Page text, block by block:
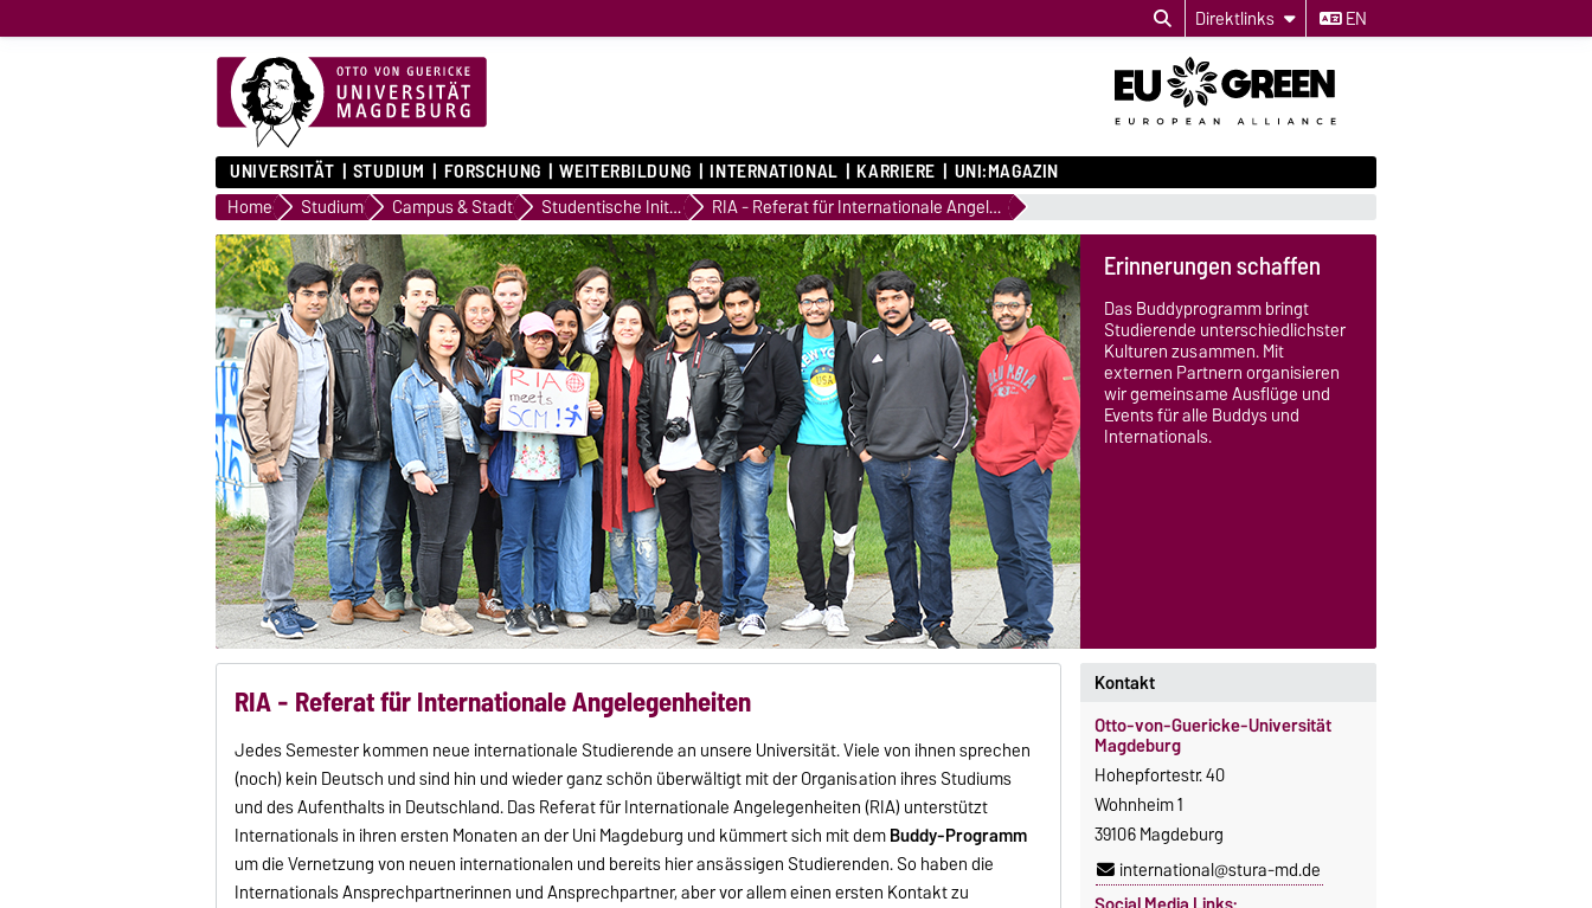
Direktlinks EN
UNIVERSITÄT STUDIUM FORSCHUNG WEITERBILDUNG INTERNATIONAL KARRIERE UNI:MAGAZIN
Home Studium Campus & Stadt Studentische Initiativen RIA - Referat für Internationale Angelegenheiten
Erinnerungen schaffen
Das Buddyprogramm bringt
Studierende unterschiedlichster
Kulturen zusammen. Mit
externen Partnern organisieren
wir gemeinsame Ausflüge und
Events für alle Buddys und
Internationals.
RIA - Referat für Internationale Angelegenheiten
Jedes Semester kommen neue internationale Studierende an unsere Universität. Viele von ihnen sprechen
(noch) kein Deutsch und sind hin und wieder ganz schön überwältigt mit der Organisation ihres Studiums
und des Aufenthalts in Deutschland. Das Referat für Internationale Angelegenheiten (RIA) unterstützt
Internationals in ihren ersten Monaten an der Uni Magdeburg und kümmert sich mit demBuddy-Programm
um die Vernetzung von neuen internationalen und bereits hier ansässigen Studierenden. So haben die
Internationals Ansprechpartnerinnen und Ansprechpartner, aber vor allem einen ersten Kontakt zu
Kontakt
Otto-von-Guericke-Universität
Magdeburg
Hohepfortestr. 40
Wohnheim 1
39106 Magdeburg
international@stura-md.de